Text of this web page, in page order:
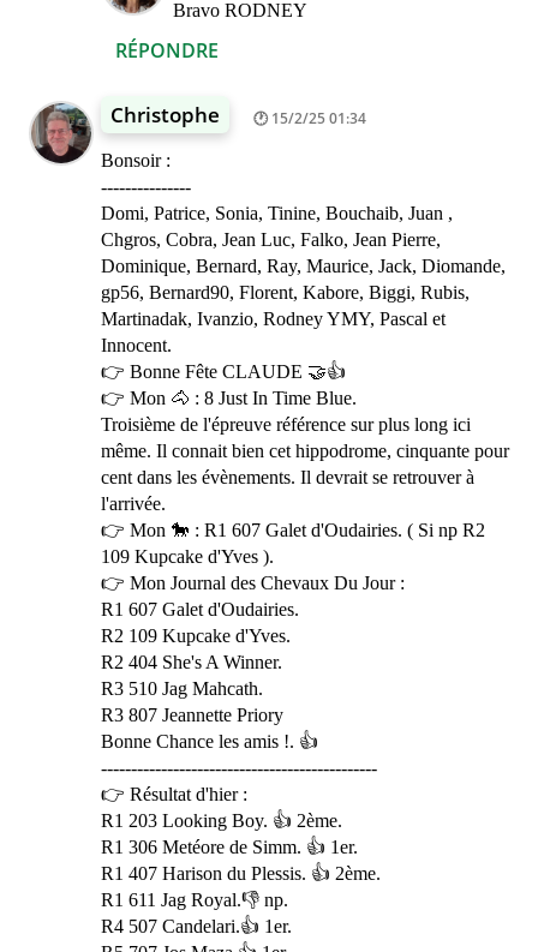
RÉPONDRE
Bravo RODNEY
Christophe 15/2/25 01:34
Bonsoir :
---------------
Domi, Patrice, Sonia, Tinine, Bouchaib, Juan ,
Chgros, Cobra, Jean Luc, Falko, Jean Pierre,
Dominique, Bernard, Ray, Maurice, Jack, Diomande,
gp56, Bernard90, Florent, Kabore, Biggi, Rubis,
Martinadak, Ivanzio, Rodney YMY, Pascal et
Innocent.
👉 Bonne Fête CLAUDE 🤝👍
👉 Mon 🐴 : 8 Just In Time Blue.
Troisième de l'épreuve référence sur plus long ici
même. Il connait bien cet hippodrome, cinquante pour
cent dans les évènements. Il devrait se retrouver à
l'arrivée.
👉 Mon 🐎 : R1 607 Galet d'Oudairies. ( Si np R2
109 Kupcake d'Yves ).
👉 Mon Journal des Chevaux Du Jour :
R1 607 Galet d'Oudairies.
R2 109 Kupcake d'Yves.
R2 404 She's A Winner.
R3 510 Jag Mahcath.
R3 807 Jeannette Priory
Bonne Chance les amis !. 👍
----------------------------------------------
👉 Résultat d'hier :
R1 203 Looking Boy. 👍 2ème.
R1 306 Metéore de Simm. 👍 1er.
R1 407 Harison du Plessis. 👍 2ème.
R1 611 Jag Royal.👎 np.
R4 507 Candelari.👍 1er.